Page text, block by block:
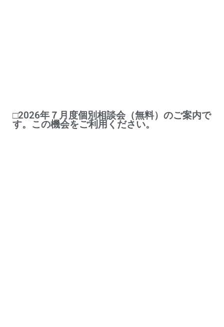
□2026年７月度個別相談会（無料）のご案内で
す。この機会をご利用ください。